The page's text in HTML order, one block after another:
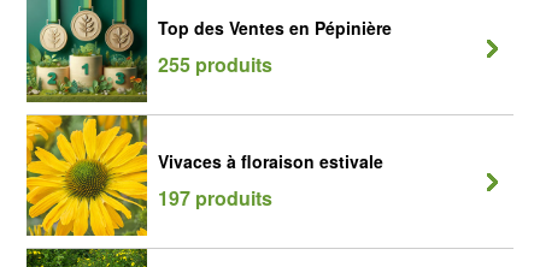
Top des Ventes en Pépinière
255 produits
Vivaces à floraison estivale
197 produits